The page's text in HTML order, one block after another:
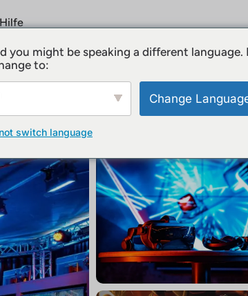
Hilfe
Zu beachten
you might be speaking a different language.
to:
Change
switch language